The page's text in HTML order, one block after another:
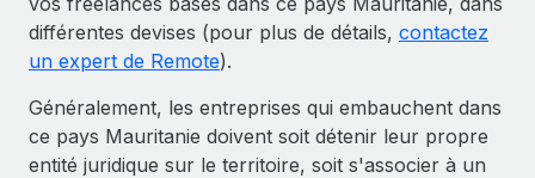
différentes devises (pour plus de détails, contactez
un expert de Remote).
Généralement, les entreprises qui embauchent dans
ce pays Mauritanie doivent soit détenir leur propre
entité juridique sur le territoire, soit s'associer à un